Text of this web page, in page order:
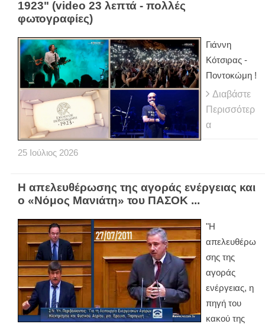
1923" (video 23 λεπτά - πολλές
φωτογραφίες)
Γιάννη
Κότσιρας -
Ποντοκώμη !
Διαβάστε
Περισσότερ
α
25 Ιούλιος 2026
Η απελευθέρωσης της αγοράς ενέργειας και
ο «Νόμος Μανιάτη» του ΠΑΣΟΚ ...
"Η
απελευθέρω
σης της
αγοράς
ενέργειας, η
πηγή του
κακού της